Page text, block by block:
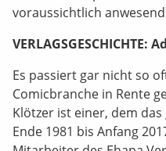
voraussichtlich
VERLAGSGESCHICHTE:
Es passiert gar nicht so
Comicbranche in Rente
Klötzer ist einer, dem
Ende 1981 bis Anfang